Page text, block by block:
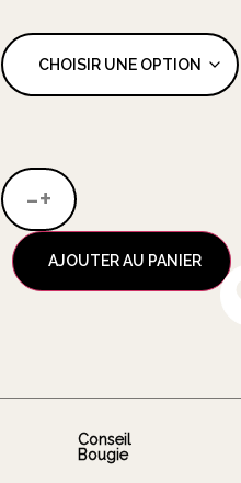
-+
AJOUTER AU PANIER
Conseil
Bougie